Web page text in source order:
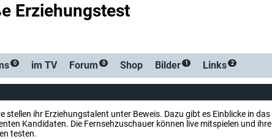
Erziehungstest
0 im TV Forum 0 Shop Bilder 1 Links 2
stellen ihr Erziehungstalent unter Beweis. Dazu gibt es Einblicke in das
Kandidaten. Die Fernsehzuschauer können live mitspielen und ihre
testen.